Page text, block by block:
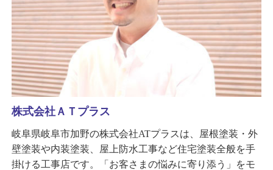
株式会社ＡＴプラス
岐阜県岐阜市加野の株式会社ATプラスは、屋根塗装・外
壁塗装や内装塗装、屋上防水工事など住宅塗装全般を手
掛ける工事店です。「お客さまの悩みに寄り添う」をモ